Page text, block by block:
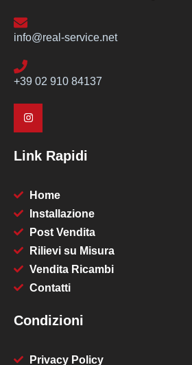
info@real-service.net
+39 02 910 84137
Link Rapidi
Home
Installazione
Post Vendita
Rilievi su Misura
Vendita Ricambi
Contatti
Condizioni
Privacy Policy